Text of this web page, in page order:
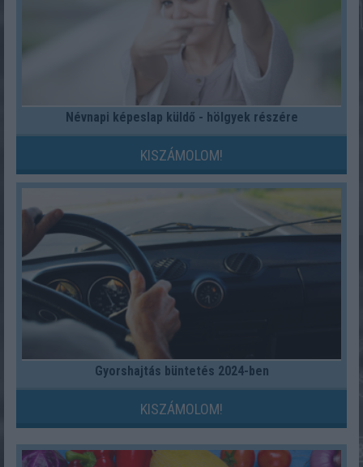
Névnapi képeslap küldő - hölgyek részére
KISZÁMOLOM!
Gyorshajtás büntetés 2024-ben
KISZÁMOLOM!